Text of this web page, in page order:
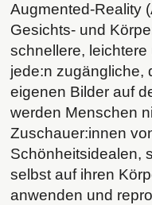
Augmented-Reality
Gesichts- und
schnellere,
jede:n zugängliche,
eigenen Bilder auf
werden Menschen
Zuschauer:innen
Schönheitsidealen,
selbst auf ihren
anwenden und